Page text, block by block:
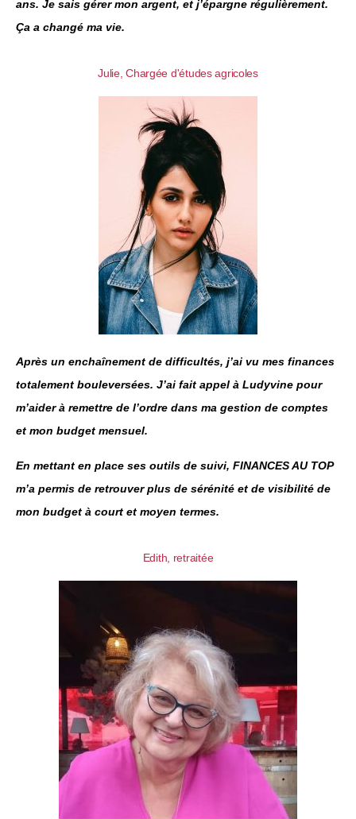
ans. Je sais gérer mon argent, et j’épargne régulièrement.
Ça a changé ma vie.
Julie, Chargée d'études agricoles
Après un enchaînement de difficultés, j’ai vu mes finances
totalement bouleversées. J’ai fait appel à Ludyvine pour
m’aider à remettre de l’ordre dans ma gestion de comptes
et mon budget mensuel.
En mettant en place ses outils de suivi, FINANCES AU TOP
m’a permis de retrouver plus de sérénité et de visibilité de
mon budget à court et moyen termes.
Edith, retraitée